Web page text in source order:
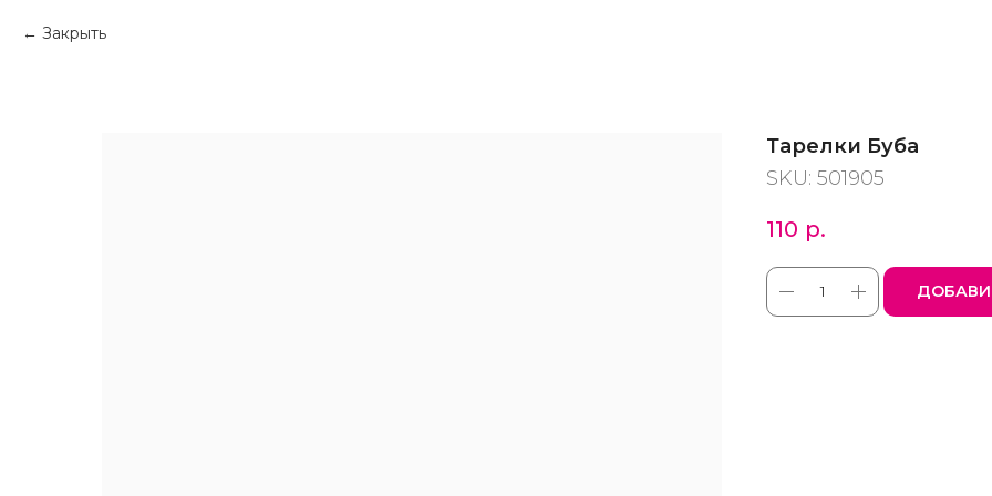
Закрыть
Тарелки Буба
SKU: 501905
110 р.